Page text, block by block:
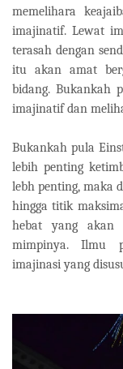
memelihara
imajinatif. Lewat
terasah dengan
itu akan amat
bidang. Bukankah
imajinatif dan
Bukankah pula
lebih penting
lebh penting, maka
hingga titik
hebat yang akan
mimpinya. Ilmu
imajinasi yang